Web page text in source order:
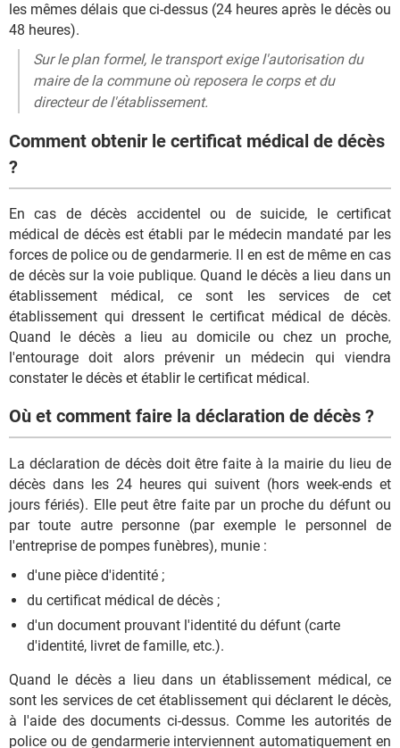
les mêmes délais que ci-dessus (24 heures après le décès ou
48 heures).
Sur le plan formel, le transport exige l'autorisation du
maire de la commune où reposera le corps et du
directeur de l'établissement.
Comment obtenir le certificat médical de décès
?
En cas de décès accidentel ou de suicide, le certificat
médical de décès est établi par le médecin mandaté par les
forces de police ou de gendarmerie. Il en est de même en cas
de décès sur la voie publique. Quand le décès a lieu dans un
établissement médical, ce sont les services de cet
établissement qui dressent le certificat médical de décès.
Quand le décès a lieu au domicile ou chez un proche,
l'entourage doit alors prévenir un médecin qui viendra
constater le décès et établir le certificat médical.
Où et comment faire la déclaration de décès ?
La déclaration de décès doit être faite à la mairie du lieu de
décès dans les 24 heures qui suivent (hors week-ends et
jours fériés). Elle peut être faite par un proche du défunt ou
par toute autre personne (par exemple le personnel de
l'entreprise de pompes funèbres), munie :
d'une pièce d'identité ;
du certificat médical de décès ;
d'un document prouvant l'identité du défunt (carte
d'identité, livret de famille, etc.).
Quand le décès a lieu dans un établissement médical, ce
sont les services de cet établissement qui déclarent le décès,
à l'aide des documents ci-dessus. Comme les autorités de
police ou de gendarmerie interviennent automatiquement en